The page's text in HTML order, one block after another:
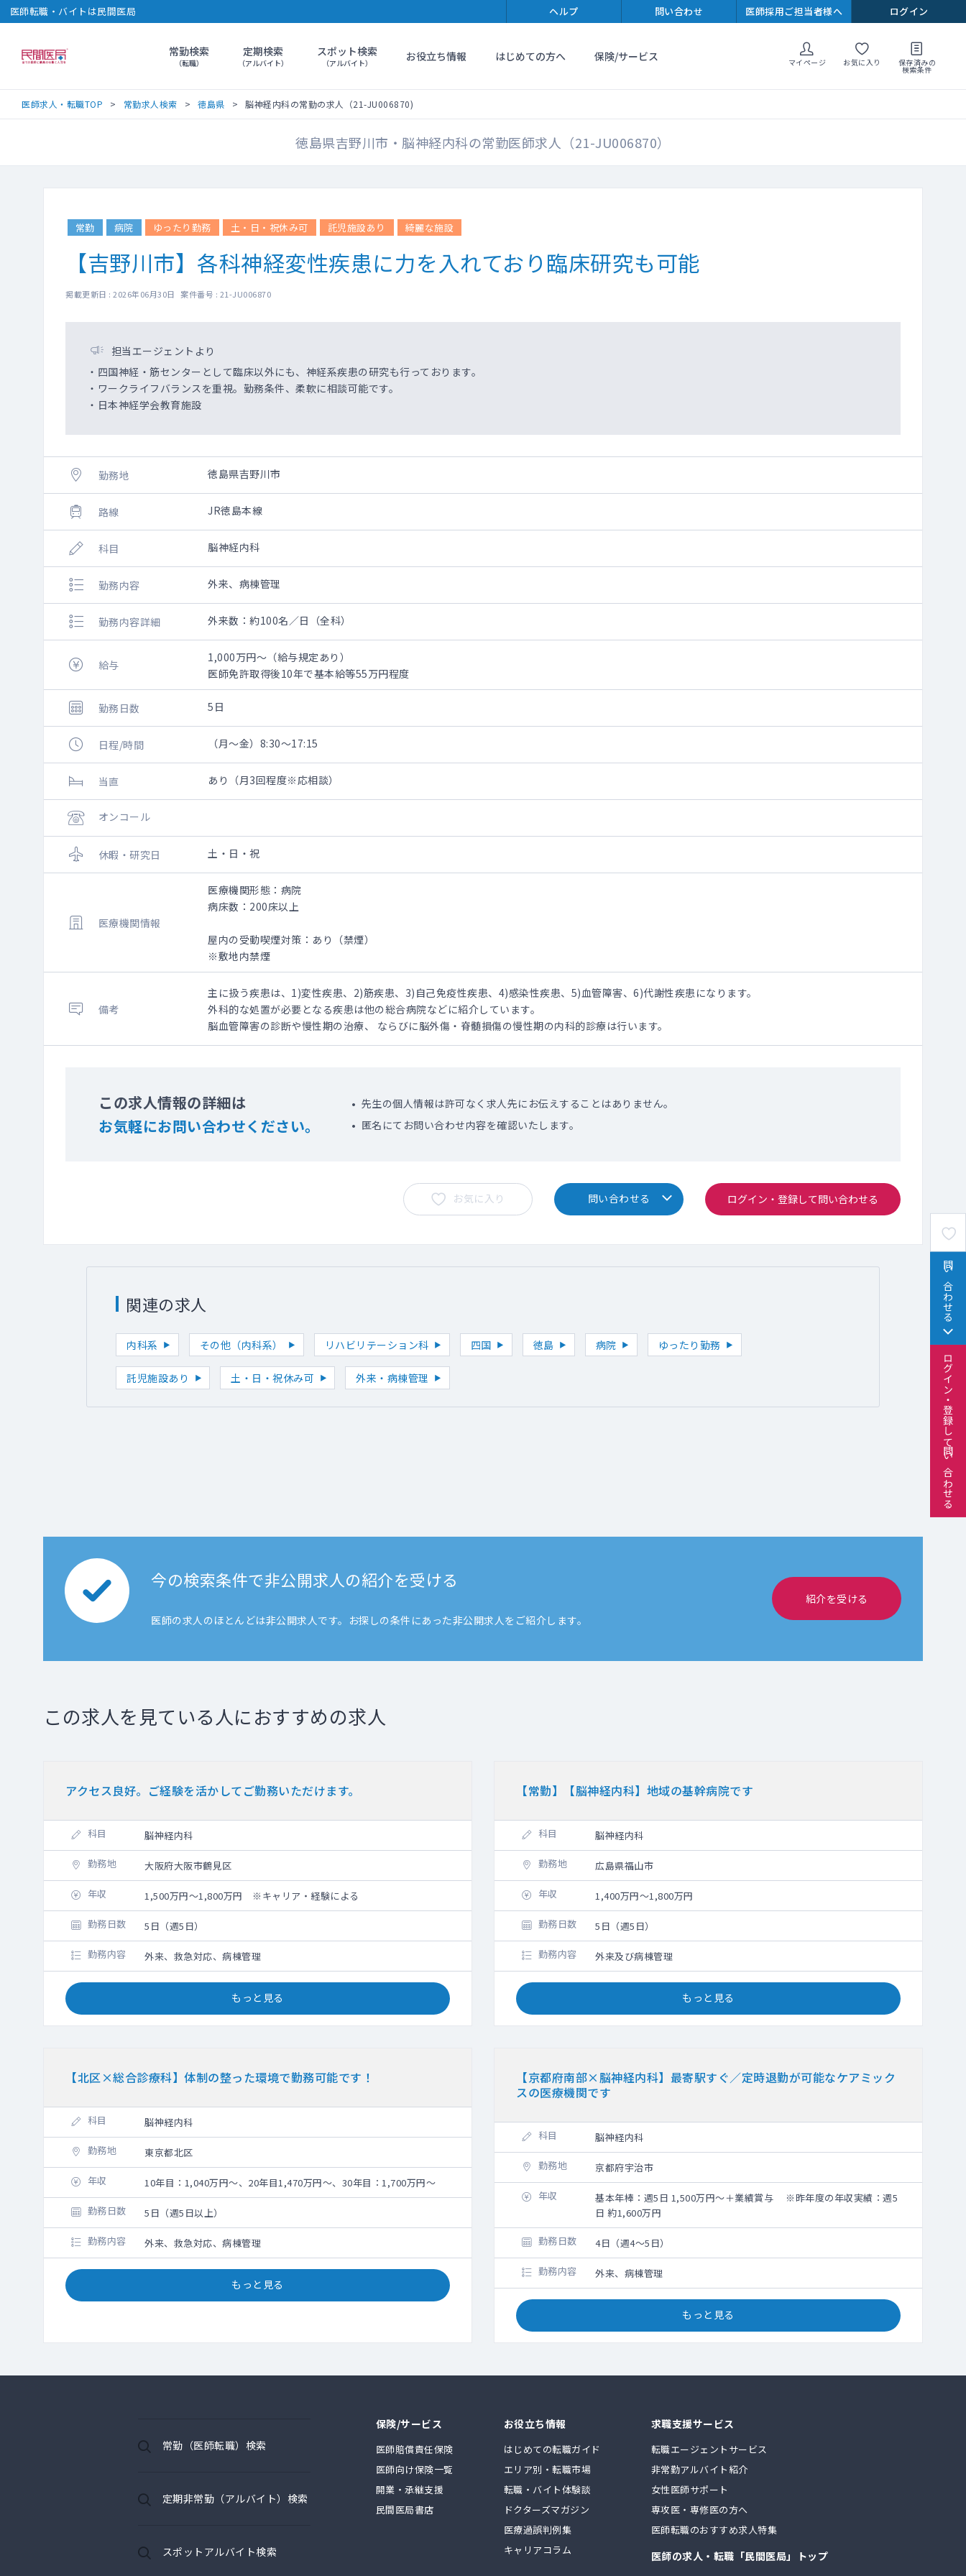
医師転職・バイトは民間医局 ヘルプ 問い合わせ 医師採用ご担当者様へ ログイン
民間医局常勤検索
（転職）
定期検索
（アルバイト）
スポット検索
（アルバイト） お役立ち情報 はじめての方へ 保険/サービス マイページ お気に入り 保存済みの
検索条件
医師求人・転職TOP 常勤求人検索 徳島県 脳神経内科の常勤の求人（21-JU006870)
徳島県吉野川市・脳神経内科の常勤医師求人（21-JU006870）
問い合わせる
ログイン・登録して問い合わせる
常勤 病院 ゆったり勤務 土・日・祝休み可 託児施設あり 綺麗な施設
【吉野川市】各科神経変性疾患に力を入れており臨床研究も可能
掲載更新日 : 2026年06月30日 案件番号 : 21-JU006870
担当エージェントより
・四国神経・筋センターとして臨床以外にも、神経系疾患の研究も行っております。
・ワークライフバランスを重視。勤務条件、柔軟に相談可能です。
・日本神経学会教育施設
勤務地 徳島県吉野川市
路線 JR徳島本線
科目 脳神経内科
勤務内容 外来、病棟管理
勤務内容詳細 外来数：約100名／日（全科）
給与
1,000万円～（給与規定あり）
医師免許取得後10年で基本給等55万円程度
勤務日数 5日
日程/時間 （月～金）8:30～17:15
当直 あり（月3回程度※応相談）
オンコール
休暇・研究日 土・日・祝
医療機関情報
医療機関形態：病院
病床数：200床以上
屋内の受動喫煙対策：あり（禁煙）
※敷地内禁煙
備考
主に扱う疾患は、1)変性疾患、2)筋疾患、3)自己免疫性疾患、4)感染性疾患、5)血管障害、6)代謝性疾患になります。
外科的な処置が必要となる疾患は他の総合病院などに紹介しています。
脳血管障害の診断や慢性期の治療、 ならびに脳外傷・脊髄損傷の慢性期の内科的診療は行います。
この求人情報の詳細は
お気軽にお問い合わせください。
先生の個人情報は許可なく求人先にお伝えすることはありません。
匿名にてお問い合わせ内容を確認いたします。
お気に入り 問い合わせる ログイン・登録して問い合わせる
関連の求人
内科系 その他（内科系） リハビリテーション科 四国 徳島 病院 ゆったり勤務
託児施設あり 土・日・祝休み可 外来・病棟管理
今の検索条件で非公開求人の紹介を受ける
医師の求人のほとんどは非公開求人です。お探しの条件にあった非公開求人をご紹介します。
紹介を受ける
この求人を見ている人におすすめの求人
アクセス良好。ご経験を活かしてご勤務いただけます。
科目 脳神経内科
勤務地 大阪府大阪市鶴見区
年収 1,500万円～1,800万円 ※キャリア・経験による
勤務日数 5日（週5日）
勤務内容 外来、救急対応、病棟管理
もっと見る
【常勤】【脳神経内科】地域の基幹病院です
科目 脳神経内科
勤務地 広島県福山市
年収 1,400万円～1,800万円
勤務日数 5日（週5日）
勤務内容 外来及び病棟管理
もっと見る
【北区×総合診療科】体制の整った環境で勤務可能です！
科目 脳神経内科
勤務地 東京都北区
年収 10年目：1,040万円～、20年目1,470万円～、30年目：1,700万円～
勤務日数 5日（週5日以上）
勤務内容 外来、救急対応、病棟管理
もっと見る
【京都府南部×脳神経内科】最寄駅すぐ／定時退勤が可能なケアミック
スの医療機関です
科目 脳神経内科
勤務地 京都府宇治市
年収
基本年棒：週5日 1,500万円～＋業績賞与 ※昨年度の年収実績：週5
日 約1,600万円
勤務日数 4日（週4～5日）
勤務内容 外来、病棟管理
もっと見る
常勤（医師転職）検索
定期非常勤（アルバイト）検索
スポットアルバイト検索
保険/サービス
医師賠償責任保険
医師向け保険一覧
開業・承継支援
民間医局書店
お役立ち情報
はじめての転職ガイド
エリア別・転職市場
転職・バイト体験談
ドクターズマガジン
医療過誤判例集
キャリアコラム
求職支援サービス
転職エージェントサービス
非常勤アルバイト紹介
女性医師サポート
専攻医・専修医の方へ
医師転職のおすすめ求人特集
医師の求人・転職「民間医局」トップ